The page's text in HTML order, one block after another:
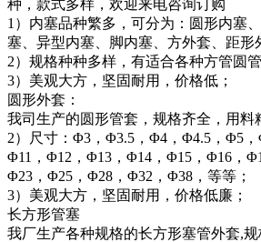
种，款式多样，欢迎来电咨询订购
1）内塞品种繁多，可分为：圆形内塞
塞、异型内塞、脚内塞、方外套、距形
2）规格种种多样，有适合各种方管圆
3）美观大方，坚固耐用，价格低；
圆形外套：
我司生产的圆形管套，规格齐全，用料
2）尺寸：Φ3，Φ3.5，Φ4，Φ4.5，Φ5
Φ11，Φ12，Φ13，Φ14，Φ15，Φ16，
Φ23，Φ25，Φ28，Φ32，Φ38，等等；
3）美观大方，坚固耐用，价格低廉；
长方形管塞
我厂生产各种规格的长方形塞管外套,规